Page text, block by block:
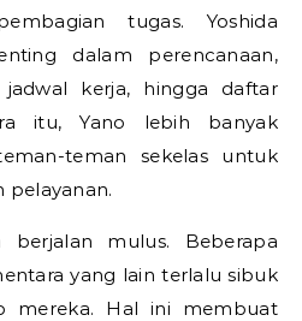
tugas. Yoshida
dalam perencanaan,
kerja, hingga daftar
itu, Yano lebih banyak
teman sekelas untuk
pelayanan.
berjalan mulus. Beberapa
yang lain terlalu sibuk
mereka. Hal ini membuat